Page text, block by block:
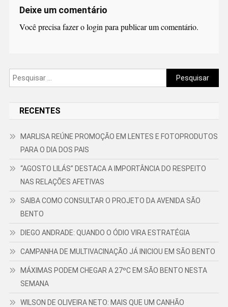
Deixe um comentário
Você precisa fazer ologin para publicar um comentário.
Pesquisar
por:
RECENTES
MARLISA REÚNE PROMOÇÃO EM LENTES E FOTOPRODUTOS
PARA O DIA DOS PAIS
“AGOSTO LILÁS” DESTACA A IMPORTÂNCIA DO RESPEITO
NAS RELAÇÕES AFETIVAS
SAIBA COMO CONSULTAR O PROJETO DA AVENIDA SÃO
BENTO
DIEGO ANDRADE: QUANDO O ÓDIO VIRA ESTRATÉGIA
CAMPANHA DE MULTIVACINAÇÃO JÁ INICIOU EM SÃO BENTO
MÁXIMAS PODEM CHEGAR A 27ºC EM SÃO BENTO NESTA
SEMANA
WILSON DE OLIVEIRA NETO: MAIS QUE UM CANHÃO